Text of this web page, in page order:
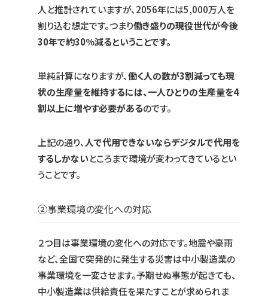
人と推計されていますが、2056年には5,000万人を
割り込む想定です。つまり働き盛りの現役世代が今後
30年で約30％減るということです。
単純計算になりますが、働く人の数が3割減っても現
状の生産量を維持するには、一人ひとりの生産量を4
割以上に増やす必要があるのです。
上記の通り、人で代用できないならデジタルで代用を
するしかないところまで環境が変わってきているとい
うことです。
②事業環境の変化への対応
２つ目は事業環境の変化への対応です。地震や豪雨
など、全国で突発的に発生する災害は中小製造業の
事業環境を一変させます。予期せぬ事態が起きても、
中小製造業は供給責任を果たすことが求められま